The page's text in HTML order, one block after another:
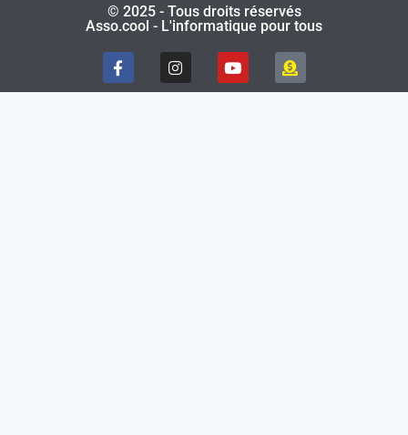
© 2025 - Tous droits réservés
Asso.cool - L'informatique pour tous